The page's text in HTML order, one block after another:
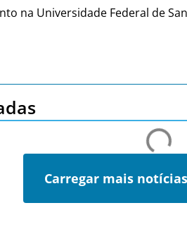
na Universidade Federal de
Carregar mais